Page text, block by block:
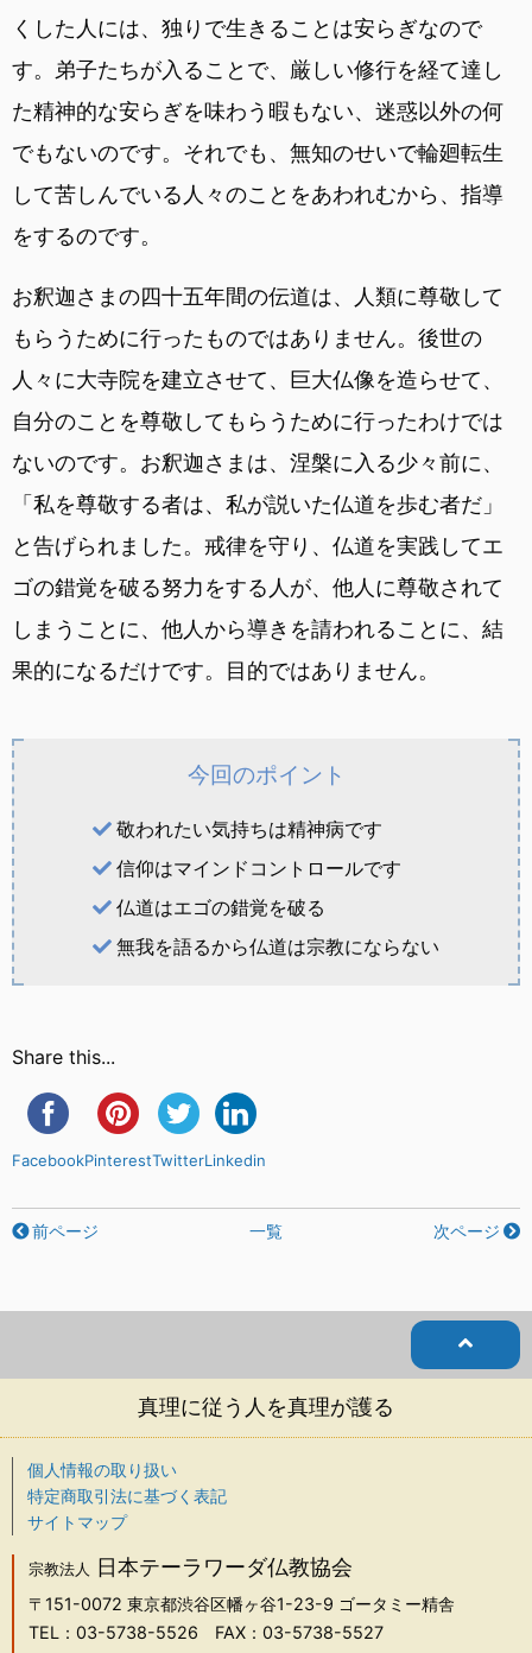
くした人には、独りで生きることは安らぎなので
す。弟子たちが入ることで、厳しい修行を経て達し
た精神的な安らぎを味わう暇もない、迷惑以外の何
でもないのです。それでも、無知のせいで輪廻転生
して苦しんでいる人々のことをあわれむから、指導
をするのです。
お釈迦さまの四十五年間の伝道は、人類に尊敬して
もらうために行ったものではありません。後世の
人々に大寺院を建立させて、巨大仏像を造らせて、
自分のことを尊敬してもらうために行ったわけでは
ないのです。お釈迦さまは、涅槃に入る少々前に、
「私を尊敬する者は、私が説いた仏道を歩む者だ」
と告げられました。戒律を守り、仏道を実践してエ
ゴの錯覚を破る努力をする人が、他人に尊敬されて
しまうことに、他人から導きを請われることに、結
果的になるだけです。目的ではありません。
今回のポイント
敬われたい気持ちは精神病です
信仰はマインドコントロールです
仏道はエゴの錯覚を破る
無我を語るから仏道は宗教にならない
Share this...
FacebookPinterestTwitterLinkedin
前ページ 一覧 次ページ
真理に従う人を真理が護る
個人情報の取り扱い
特定商取引法に基づく表記
サイトマップ
宗教法人 日本テーラワーダ仏教協会
〒151-0072 東京都渋谷区幡ヶ谷1-23-9 ゴータミー精舎
TEL：03-5738-5526 FAX：03-5738-5527